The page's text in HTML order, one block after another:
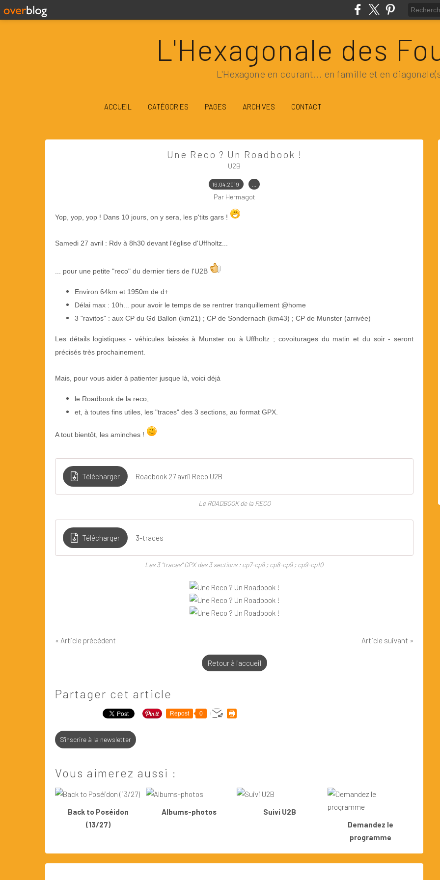
L'Hexagonale des
L'Hexagone en courant... en famille et en
ACCUEIL CATÉGORIES PAGES ARCHIVES CONTACT
Une Reco ? Un Roadbook !
U2B
16.04.2019
Par Hermagot
Yop, yop, yop ! Dans 10 jours, on y sera, les p'tits gars !
Samedi 27 avril : Rdv à 8h30 devant l'église d'Uffholtz...
... pour une petite "reco" du dernier tiers de l'U2B
Environ 64km et 1950m de d+
Délai max : 10h... pour avoir le temps de se rentrer tranquillement @home
3 "ravitos" : aux CP du Gd Ballon (km21) ; CP de Sondernach (km43) ; CP de Munster (arrivée)
Les détails logistiques - véhicules laissés à Munster ou à Uffholtz ; covoiturages du matin et du soir - seront
précisés très prochainement.
Mais, pour vous aider à patienter jusque là, voici déjà
le Roadbook de la reco,
et, à toutes fins utiles, les "traces" des 3 sections, au format GPX.
A tout bientôt, les aminches !
Télécharger Roadbook 27 avril Reco U2B
Le ROADBOOK de la RECO
Télécharger 3-traces
Les 3 "traces" GPX des 3 sections : cp7-cp8 ; cp8-cp9 ; cp9-cp10
« Article précédent Article suivant »
Retour à l'accueil
Partager cet article
Repost 0
S'inscrire à la newsletter
Vous aimerez aussi :
Back to Poséidon
(13/27)
Albums-photos
Suivi U2B
Demandez le
programme